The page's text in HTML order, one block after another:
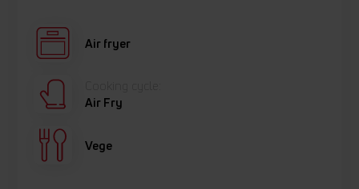
Air fryer
Air Fry
Vege